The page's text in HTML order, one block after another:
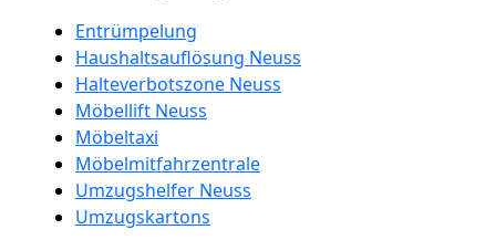
Entrümpelung
Haushaltsauflösung Neuss
Halteverbotszone Neuss
Möbellift Neuss
Möbeltaxi
Möbelmitfahrzentrale
Umzugshelfer Neuss
Umzugskartons